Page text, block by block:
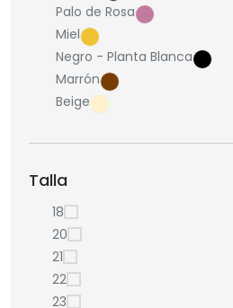
Palo de Rosa
Miel
Negro - Planta Blanca
Marrón
Beige
Talla
18
20
21
22
23